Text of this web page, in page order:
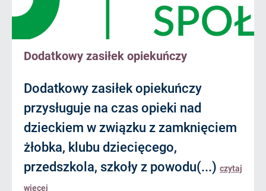
Dodatkowy zasiłek opiekuńczy
Dodatkowy zasiłek opiekuńczy
przysługuje na czas opieki nad
dzieckiem w związku z zamknięciem
żłobka, klubu dziecięcego,
przedszkola, szkoły z powodu(...) czytaj
więcej